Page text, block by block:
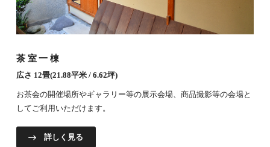
茶室一棟
広さ 12畳(21.88平米 / 6.62坪)
お茶会の開催場所やギャラリー等の展示会場、商品撮影等の会場と
してご利用いただけます。
詳しく見る